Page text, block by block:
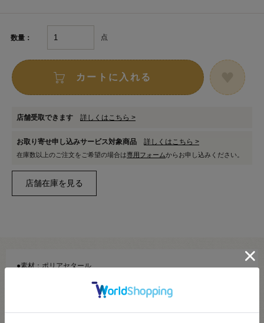
数量： 点
カートに入れる
店舗受取できます 詳しくはこちら >
お取り寄せ申し込みサービス対象商品 詳しくはこちら >
在庫数以上のご注文をご希望の場合は専用フォームからお申し込みください。
●素材：ポリアセタール
●サイズ：画像を参照ください。